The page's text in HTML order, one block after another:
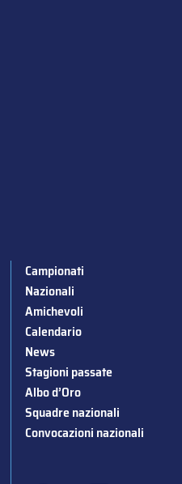
Campionati
Nazionali
Amichevoli
Calendario
News
Stagioni passate
Albo d’Oro
Squadre nazionali
Convocazioni nazionali